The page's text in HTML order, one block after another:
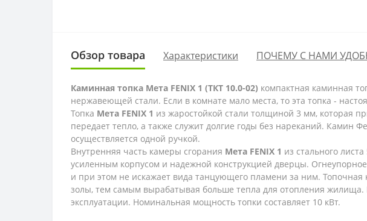
Обзор товара Характеристики ПОЧЕМУ С НАМИ
Каминная топка Мета FENIX 1 (ТКТ 10.0-02) компактная каминная
нержавеющей стали. Если в комнате мало места, то эта топка -
Топка Мета FENIX 1 из жаростойкой стали толщиной 3 мм, которая
передает тепло, а также служит долгие годы без нареканий. Камин
осуществляется одной ручкой.
Внутренняя часть камеры сгорания Мета FENIX 1 из стального
усиленным корпусом и надежной конструкцией дверцы.
и при этом не искажает вида танцующего пламени за ним. Топочная
золы, тем самым вырабатывая больше тепла для отопления жилища.
эксплуатации. Номинальная мощность топки составляет 10 кВт.